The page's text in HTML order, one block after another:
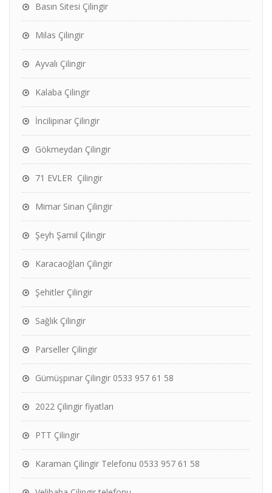
Basın Sitesi Çilingir
Milas Çilingir
Ayvalı Çilingir
Kalaba Çilingir
İncilipınar Çilingir
Gökmeydan Çilingir
71 EVLER Çilingir
Mimar Sinan Çilingir
Şeyh Şamil Çilingir
Karacaoğlan Çilingir
Şehitler Çilingir
Sağlık Çilingir
Parseller Çilingir
Gümüşpınar Çilingir 0533 957 61 58
2022 Çilingir fiyatları
PTT Çilingir
Karaman Çilingir Telefonu 0533 957 61 58